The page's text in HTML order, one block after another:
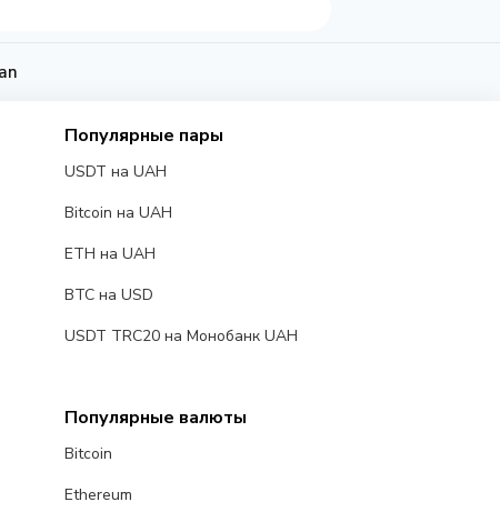
Популярные пары
USDT на UAH
Bitcoin на UAH
ETH на UAH
BTC на USD
USDT TRC20 на Монобанк UAH
Популярные валюты
Bitcoin
Ethereum